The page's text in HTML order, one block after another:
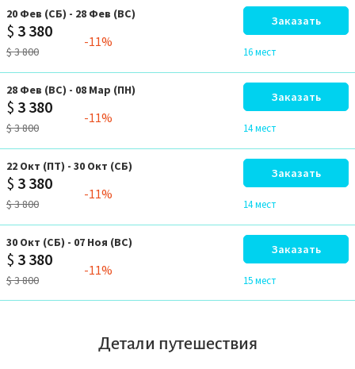
20 Фев (СБ) - 28 Фев (ВС)
$3 800
$ 3 380
-11%
Заказать
16 мест
28 Фев (ВС) - 08 Мар (ПН)
$3 800
$ 3 380
-11%
Заказать
14 мест
22 Окт (ПТ) - 30 Окт (СБ)
$3 800
$ 3 380
-11%
Заказать
14 мест
30 Окт (СБ) - 07 Ноя (ВС)
$3 800
$ 3 380
-11%
Заказать
15 мест
Детали путешествия